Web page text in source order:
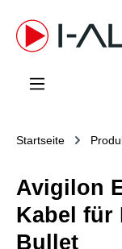
springen
Startseite
Avigilon
Kabel für
Bullet